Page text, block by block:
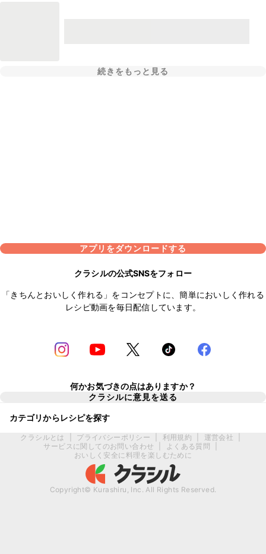
続きをもっと見る
アプリをダウンロードする
クラシルの公式SNSをフォロー
「きちんとおいしく作れる」をコンセプトに、簡単においしく作れる
レシピ動画を毎日配信しています。
何かお気づきの点はありますか？
クラシルに意見を送る
カテゴリからレシピを探す
クラシルとは プライバシーポリシー 利用規約 運営会社
サービスに関してのお問い合わせ
よくある質問
おいしく安全に料理を楽しむために
Copyright© Kurashiru, Inc. All Rights Reserved.